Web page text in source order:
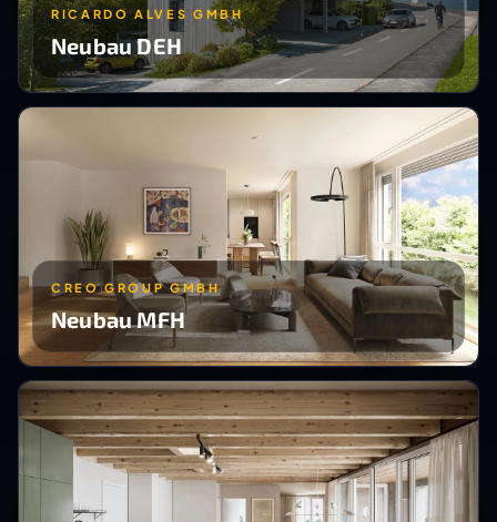
RICARDO ALVES GMBH
Neubau DEH
CREO GROUP GMBH
Neubau MFH